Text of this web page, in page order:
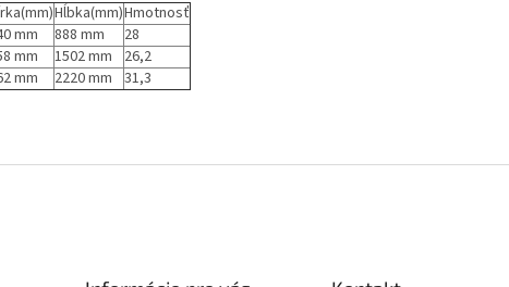
Hĺbka(mm)Hmotnosť
mm 888 mm
28
mm 1502 mm
26,2
mm 2220 mm 31,3